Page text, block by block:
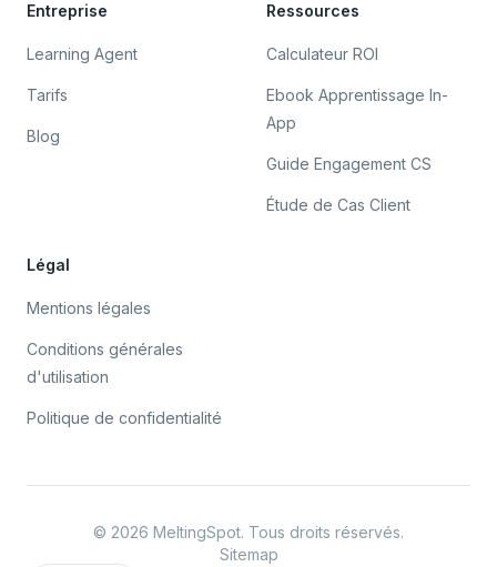
Entreprise
Learning Agent
Tarifs
Blog
Ressources
Calculateur ROI
Ebook Apprentissage In-
App
Guide Engagement CS
Étude de Cas Client
Légal
Mentions légales
Conditions générales
d'utilisation
Politique de confidentialité
© 2026 MeltingSpot. Tous droits réservés.
Sitemap